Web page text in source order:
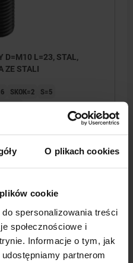
O plikach cookies
cookie
spersonalizowania treści
społecznościowe i
Informacje o tym, jak
partnerom
D=M10 L=23, STAL,
ZE STALI
SKOK=2
S=5
N=20